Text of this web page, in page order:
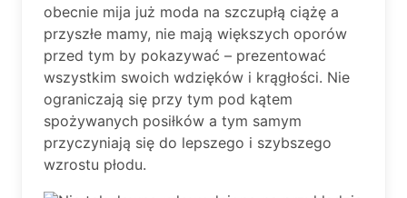
obecnie mija już moda na szczupłą ciążę a
przyszłe mamy, nie mają większych oporów
przed tym by pokazywać – prezentować
wszystkim swoich wdzięków i krągłości. Nie
ograniczają się przy tym pod kątem
spożywanych posiłków a tym samym
przyczyniają się do lepszego i szybszego
wzrostu płodu.